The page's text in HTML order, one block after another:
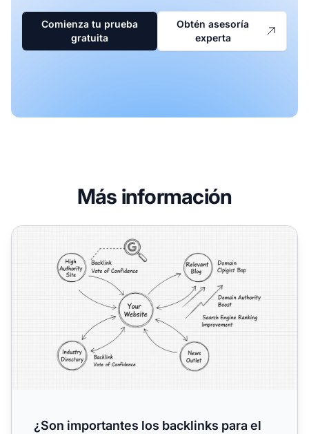
Comienza tu prueba
gratuita
Obtén asesoría
experta
Más información
¿Son importantes los backlinks para el SEO?
¿Son importantes los backlinks para el